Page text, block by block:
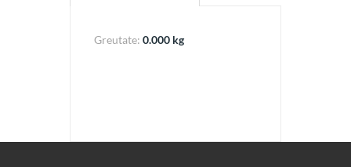
Greutate: 0.000 kg